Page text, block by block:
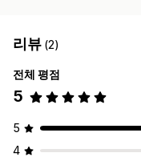
리뷰 (2)
전체 평점
5
5
4